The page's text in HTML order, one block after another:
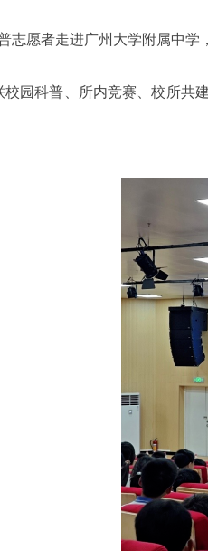
志愿者走进广州大学附属中
校园科普、所内竞赛、校所共